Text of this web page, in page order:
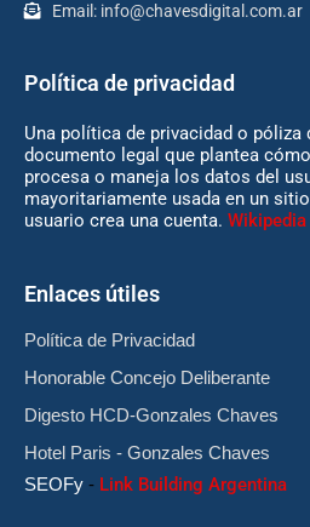
Email: info@chavesdigital.com.ar
Política de privacidad
Una política de privacidad o póliza
documento legal que plantea
procesa o maneja los datos del
mayoritariamente usada en un
usuario crea una cuenta. Wikipedia
Enlaces útiles
Política de Privacidad
Honorable Concejo Deliberante
Digesto HCD-Gonzales Chaves
Hotel Paris - Gonzales Chaves
SEOFy - Link Building Argentina